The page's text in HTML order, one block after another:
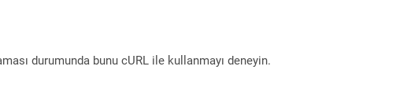
durumunda bunu cURL ile kullanmayı deneyin.